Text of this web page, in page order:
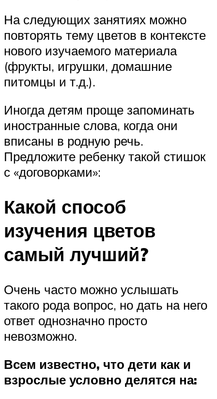
На следующих занятиях можно
повторять тему цветов в контексте
нового изучаемого материала
(фрукты, игрушки, домашние
питомцы и т.д.).
Иногда детям проще запоминать
иностранные слова, когда они
вписаны в родную речь.
Предложите ребенку такой стишок
с «договорками»:
Какой способ
изучения цветов
самый лучший?
Очень часто можно услышать
такого рода вопрос, но дать на него
ответ однозначно просто
невозможно.
Всем известно, что дети как и
взрослые условно делятся на: